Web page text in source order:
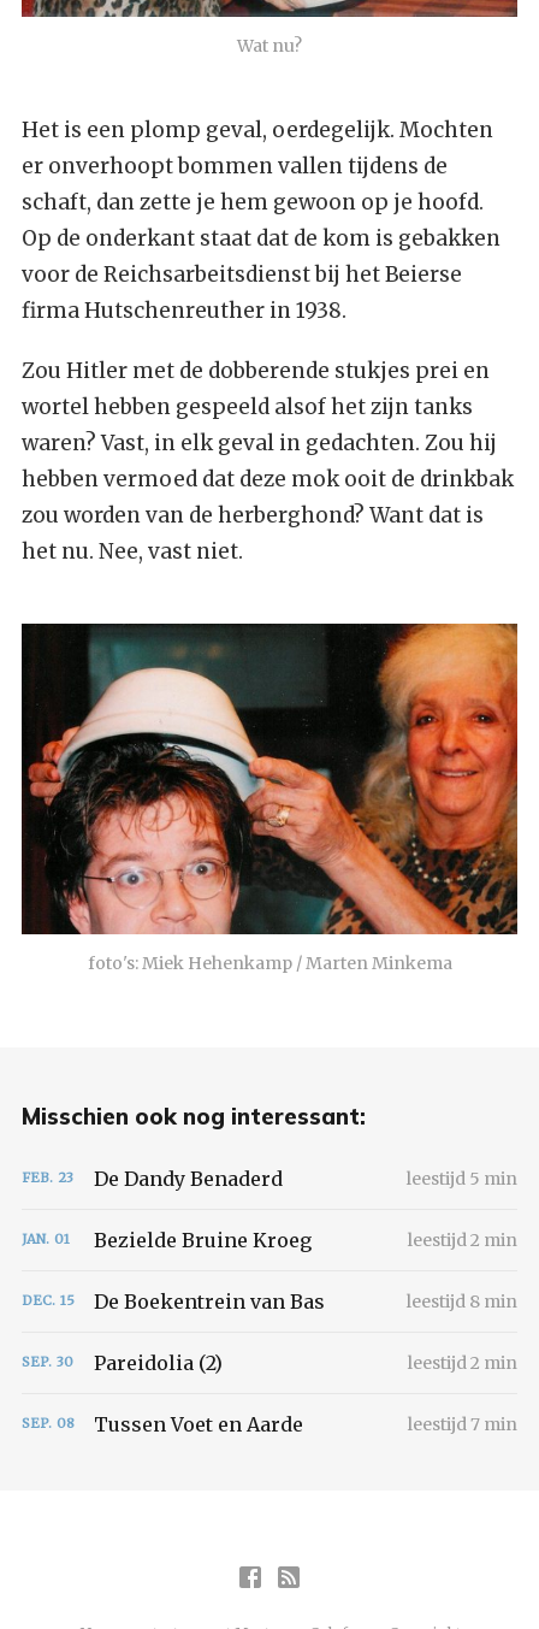
Wat nu?
Het is een plomp geval, oerdegelijk. Mochten
er onverhoopt bommen vallen tijdens de
schaft, dan zette je hem gewoon op je hoofd.
Op de onderkant staat dat de kom is gebakken
voor de Reichsarbeitsdienst bij het Beierse
firma Hutschenreuther in 1938.
Zou Hitler met de dobberende stukjes prei en
wortel hebben gespeeld alsof het zijn tanks
waren? Vast, in elk geval in gedachten. Zou hij
hebben vermoed dat deze mok ooit de drinkbak
zou worden van de herberghond? Want dat is
het nu. Nee, vast niet.
foto's: Miek Hehenkamp / Marten Minkema
Misschien ook nog interessant:
FEB. 23 De Dandy Benaderd leestijd 5 min
JAN. 01 Bezielde Bruine Kroeg leestijd 2 min
DEC. 15 De Boekentrein van Bas leestijd 8 min
SEP. 30 Pareidolia (2) leestijd 2 min
SEP. 08 Tussen Voet en Aarde leestijd 7 min